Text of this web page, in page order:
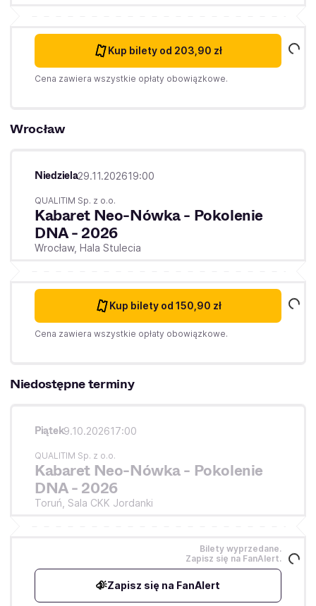
Kup bilety od 203,90 zł
Cena zawiera wszystkie opłaty obowiązkowe.
Wrocław
Niedziela29.11.202619:00
QUALITIM Sp. z o.o.
Kabaret Neo-Nówka - Pokolenie
DNA - 2026
Wrocław, Hala Stulecia
Kup bilety od 150,90 zł
Cena zawiera wszystkie opłaty obowiązkowe.
Niedostępne terminy
Piątek9.10.202617:00
QUALITIM Sp. z o.o.
Kabaret Neo-Nówka - Pokolenie
DNA - 2026
Toruń, Sala CKK Jordanki
Bilety wyprzedane.
Zapisz się na FanAlert.
Zapisz się na FanAlert